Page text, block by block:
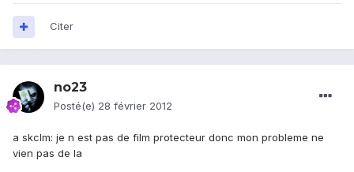
Citer
no23
Posté(e) 28 février 2012
a skclm: je n est pas de film protecteur donc mon probleme ne
vien pas de la